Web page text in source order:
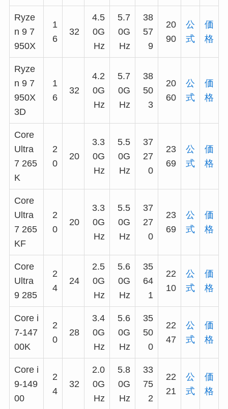
Ryze
n 9 7
950X
1
6
32
4.5
0G
Hz
5.7
0G
Hz
38
57
9
20
90
公
式
価
格
Ryze
n 9 7
950X
3D
1
6
32
4.2
0G
Hz
5.7
0G
Hz
38
50
3
20
60
公
式
価
格
Core
Ultra
7 265
K
2
0
20
3.3
0G
Hz
5.5
0G
Hz
37
27
0
23
69
公
式
価
格
Core
Ultra
7 265
KF
2
0
20
3.3
0G
Hz
5.5
0G
Hz
37
27
0
23
69
公
式
価
格
Core
Ultra
9 285
2
4
24
2.5
0G
Hz
5.6
0G
Hz
35
64
1
22
10
公
式
価
格
Core i
7-147
00K
2
0
28
3.4
0G
Hz
5.6
0G
Hz
35
50
0
22
47
公
式
価
格
Core i
9-149
00
2
4
32
2.0
0G
Hz
5.8
0G
Hz
33
75
2
22
21
公
式
価
格